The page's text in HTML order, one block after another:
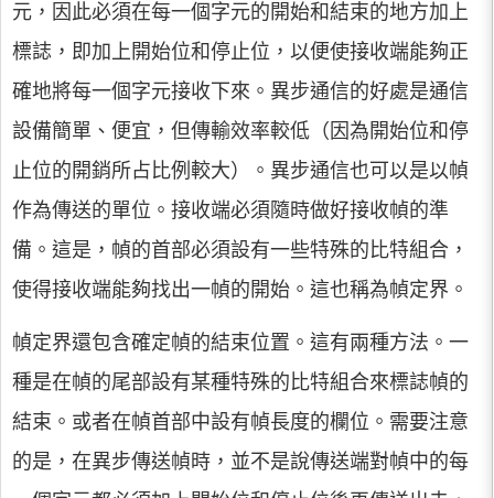
元，因此必須在每一個字元的開始和結束的地方加上
標誌，即加上開始位和停止位，以便使接收端能夠正
確地將每一個字元接收下來。異步通信的好處是通信
設備簡單、便宜，但傳輸效率較低（因為開始位和停
止位的開銷所占比例較大）。異步通信也可以是以幀
作為傳送的單位。接收端必須隨時做好接收幀的準
備。這是，幀的首部必須設有一些特殊的比特組合，
使得接收端能夠找出一幀的開始。這也稱為幀定界。
幀定界還包含確定幀的結束位置。這有兩種方法。一
種是在幀的尾部設有某種特殊的比特組合來標誌幀的
結束。或者在幀首部中設有幀長度的欄位。需要注意
的是，在異步傳送幀時，並不是說傳送端對幀中的每